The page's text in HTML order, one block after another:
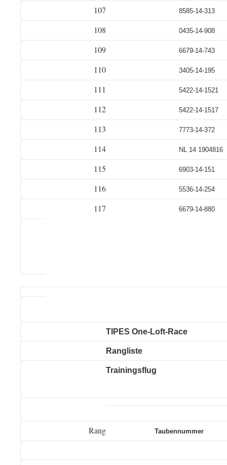
107 8585-14-313
108 0435-14-908
109 6679-14-743
110 3405-14-195
111 5422-14-1521
112 5422-14-1517
113 7773-14-372
114 NL 14 1904816
115 6903-14-151
116 5536-14-254
117 6679-14-880
TIPES One-Loft-Race
Rangliste
Trainingsflug
Rang Taubennummer